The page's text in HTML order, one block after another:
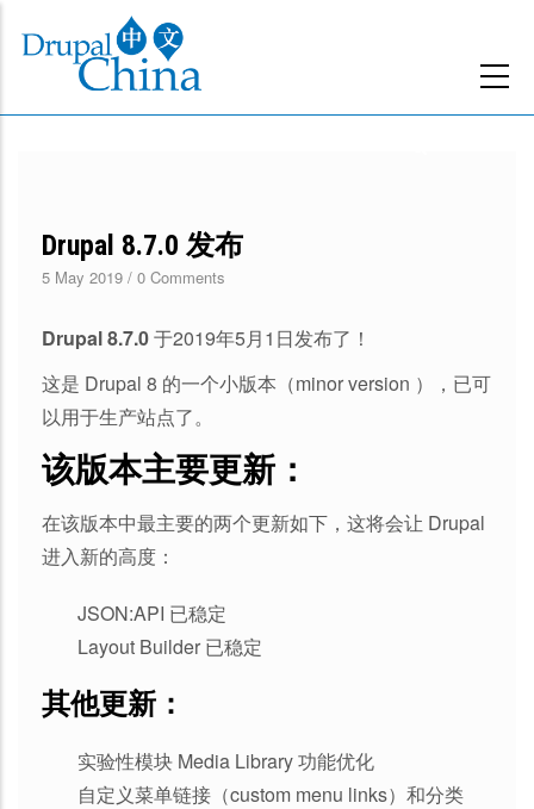
主
Drupal 8.7.0 发布
5 May 2019 / 0 Comments
Drupal 8.7.0于2019年5月1日发布了！
这是 Drupal 8 的一个小版本（minor version ），已可
以用于生产站点了。
该版本主要更新：
在该版本中最主要的两个更新如下，这将会让 Drupal
进入新的高度：
JSON:API 已稳定
Layout Builder 已稳定
其他更新：
实验性模块 Media Library 功能优化
自定义菜单链接（custom menu links）和分类